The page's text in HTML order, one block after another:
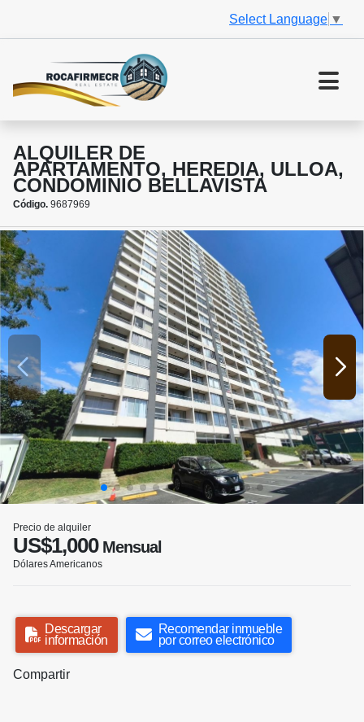
Select Language ▼
ALQUILER DE
APARTAMENTO, HEREDIA, ULLOA,
CONDOMINIO BELLAVISTA
Código. 9687969
Precio de alquiler
US$1,000Mensual
Dólares Americanos
Descargar
información
Recomendar inmueble
por correo electrónico
Compartir